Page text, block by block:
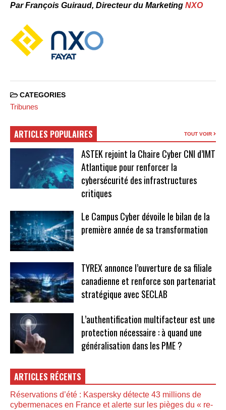
Par François Guiraud, Directeur du Marketing NXO
CATEGORIES
Tribunes
ARTICLES POPULAIRES TOUT VOIR
ASTEK rejoint la Chaire Cyber CNI d’IMT
Atlantique pour renforcer la
cybersécurité des infrastructures
critiques
Le Campus Cyber dévoile le bilan de la
première année de sa transformation
TYREX annonce l’ouverture de sa filiale
canadienne et renforce son partenariat
stratégique avec SECLAB
L’authentification multifacteur est une
protection nécessaire : à quand une
généralisation dans les PME ?
ARTICLES RÉCENTS
Réservations d’été : Kaspersky détecte 43 millions de
cybermenaces en France et alerte sur les pièges du « re-